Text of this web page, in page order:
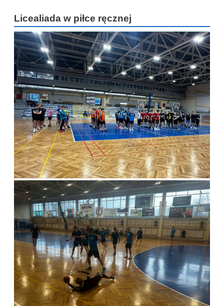
Licealiada w piłce ręcznej